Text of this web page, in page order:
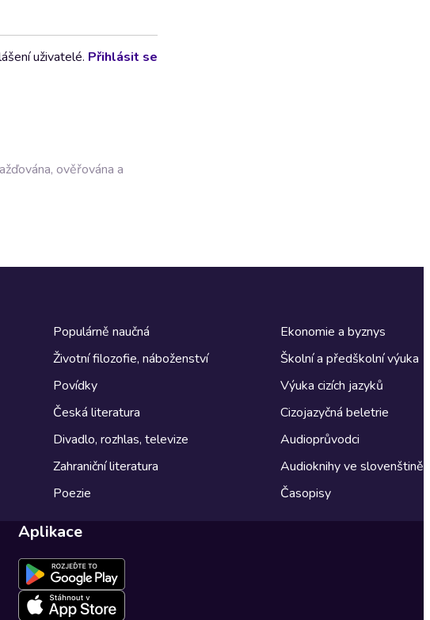
uživatelé. Přihlásit se
ověřována a
Populárně naučná
Životní filozofie, náboženství
Povídky
Česká literatura
Divadlo, rozhlas, televize
Zahraniční literatura
Poezie
Ekonomie a byznys
Školní a předškolní výuka
Výuka cizích jazyků
Cizojazyčná beletrie
Audioprůvodci
Audioknihy ve slovenštině
Časopisy
Aplikace